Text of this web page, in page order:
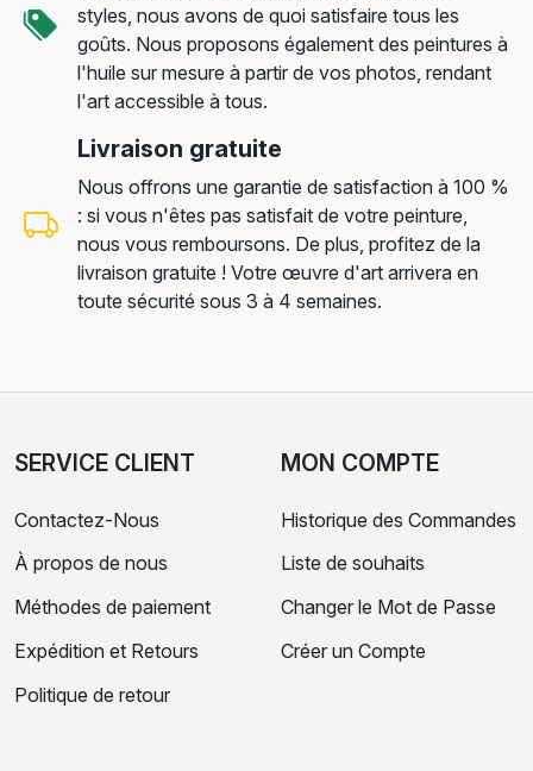
styles, nous avons de quoi satisfaire tous les
goûts. Nous proposons également des peintures à
l'huile sur mesure à partir de vos photos, rendant
l'art accessible à tous.
Livraison gratuite
Nous offrons une garantie de satisfaction à 100 %
: si vous n'êtes pas satisfait de votre peinture,
nous vous remboursons. De plus, profitez de la
livraison gratuite ! Votre œuvre d'art arrivera en
toute sécurité sous 3 à 4 semaines.
SERVICE CLIENT
Contactez-Nous
À propos de nous
Méthodes de paiement
Expédition et Retours
Politique de retour
MON COMPTE
Historique des Commandes
Liste de souhaits
Changer le Mot de Passe
Créer un Compte